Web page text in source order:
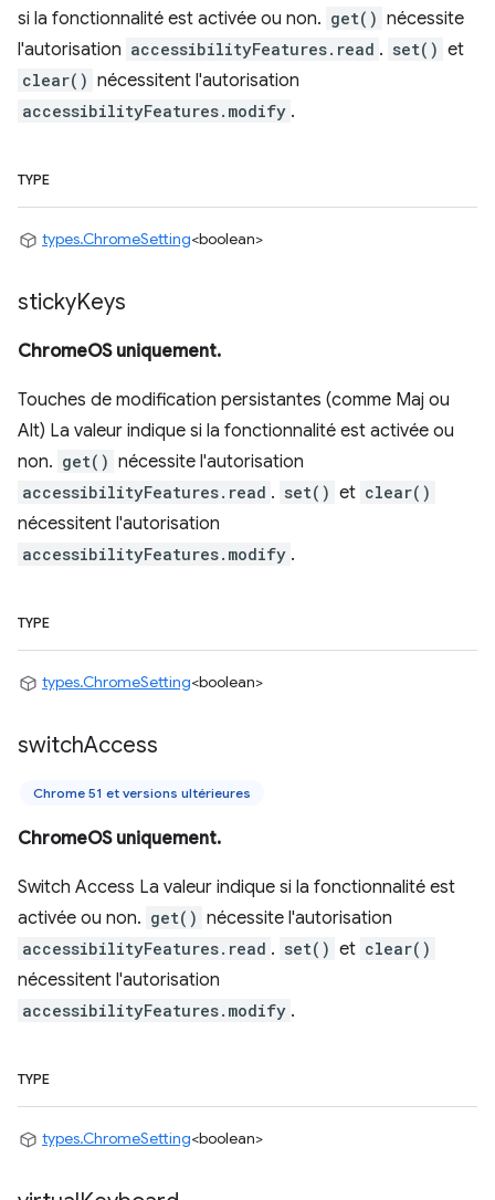
si la fonctionnalité est activée ou non. get() nécessite
l'autorisation accessibilityFeatures.read . set() et
clear() nécessitent l'autorisation
accessibilityFeatures.modify .
TYPE
types.ChromeSetting<boolean>
stickyKeys
ChromeOS uniquement.
Touches de modification persistantes (comme Maj ou
Alt) La valeur indique si la fonctionnalité est activée ou
non. get() nécessite l'autorisation
accessibilityFeatures.read . set() et clear()
nécessitent l'autorisation
accessibilityFeatures.modify .
TYPE
types.ChromeSetting<boolean>
switchAccess
Chrome 51 et versions ultérieures
ChromeOS uniquement.
Switch Access La valeur indique si la fonctionnalité est
activée ou non. get() nécessite l'autorisation
accessibilityFeatures.read . set() et clear()
nécessitent l'autorisation
accessibilityFeatures.modify .
TYPE
types.ChromeSetting<boolean>